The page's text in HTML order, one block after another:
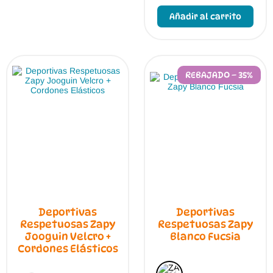
Añadir al carrito
se
Deportivas
Respetuosas Zapy
Jooguin Velcro +
Cordones Elásticos
REBAJADO – 35%
Deportivas
Respetuosas Zapy
Blanco Fucsia